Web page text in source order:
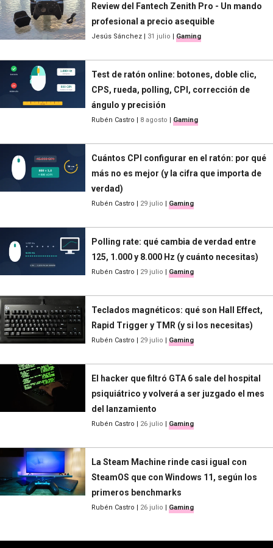
Review del Fantech Zenith Pro - Un mando
profesional a precio asequible
Jesús Sánchez | 31 julio | Gaming
Test de ratón online: botones, doble clic,
CPS, rueda, polling, CPI, corrección de
ángulo y precisión
Rubén Castro | 8 agosto | Gaming
Cuántos CPI configurar en el ratón: por qué
más no es mejor (y la cifra que importa de
verdad)
Rubén Castro | 29 julio | Gaming
Polling rate: qué cambia de verdad entre
125, 1.000 y 8.000 Hz (y cuánto necesitas)
Rubén Castro | 29 julio | Gaming
Teclados magnéticos: qué son Hall Effect,
Rapid Trigger y TMR (y si los necesitas)
Rubén Castro | 29 julio | Gaming
El hacker que filtró GTA 6 sale del hospital
psiquiátrico y volverá a ser juzgado el mes
del lanzamiento
Rubén Castro | 26 julio | Gaming
La Steam Machine rinde casi igual con
SteamOS que con Windows 11, según los
primeros benchmarks
Rubén Castro | 26 julio | Gaming